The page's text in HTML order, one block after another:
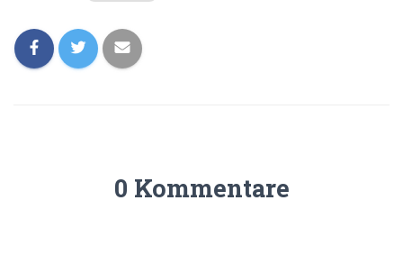
0 Kommentare